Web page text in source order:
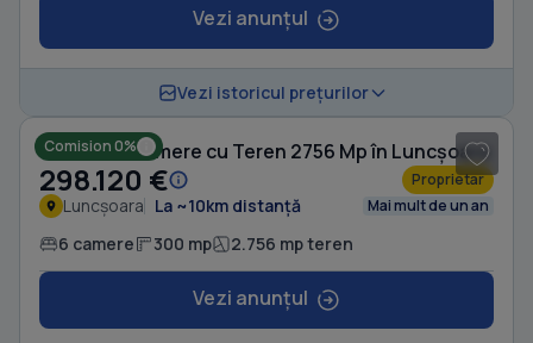
Vezi anunțul
Vezi istoricul prețurilor
Comision 0%
Casă cu 6 camere cu Teren 2756 Mp în Luncșoara
298.120 € Proprietar
Luncșoara La ~10km distanță Mai mult de un an
6 camere 300 mp 2.756 mp teren
Vezi anunțul